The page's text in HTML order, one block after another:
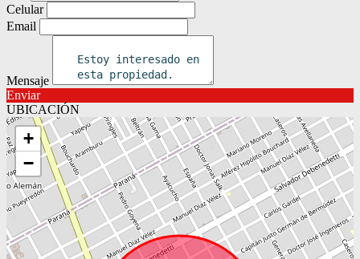
Celular
Email
Mensaje
Enviar
UBICACIÓN
+
−